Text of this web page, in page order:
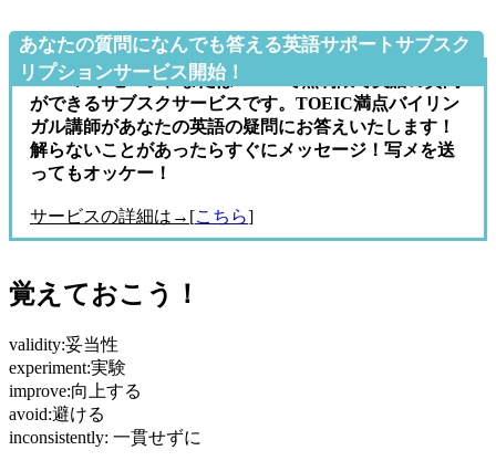
あなたの質問になんでも答える英語サポートサブスク
リプションサービス開始！
LINEメッセージ、またはE-mailで無制限で英語の質問
ができるサブスクサービスです。TOEIC満点バイリン
ガル講師があなたの英語の疑問にお答えいたします！
解らないことがあったらすぐにメッセージ！写メを送
ってもオッケー！
サービスの詳細は→[こちら]
覚えておこう！
validity:妥当性
experiment:実験
improve:向上する
avoid:避ける
inconsistently: 一貫せずに